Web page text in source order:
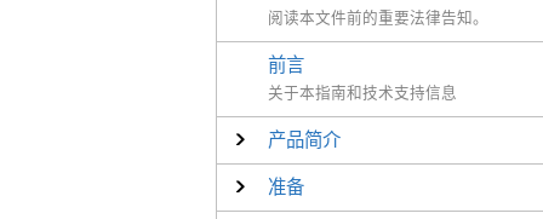
阅读本文件前的重要法律告知。
前言
关于本指南和技术支持信息
产品简介
准备